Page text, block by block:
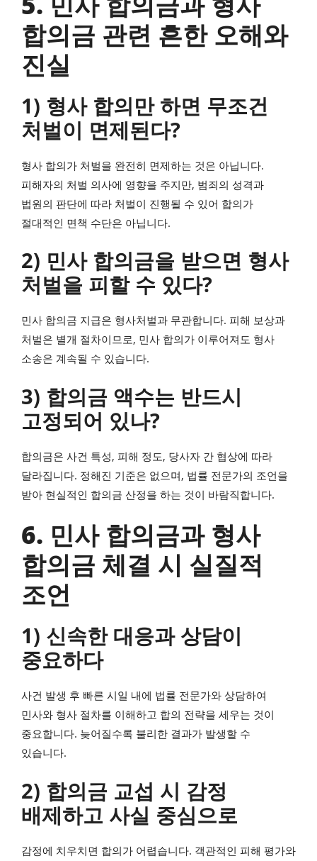
합의금 관련 흔한 오해와
진실
1) 형사 합의만 하면 무조건
처벌이 면제된다?
형사 합의가 처벌을 완전히 면제하는 것은 아닙니다.
피해자의 처벌 의사에 영향을 주지만, 범죄의 성격과
법원의 판단에 따라 처벌이 진행될 수 있어 합의가
절대적인 면책 수단은 아닙니다.
2) 민사 합의금을 받으면 형사
처벌을 피할 수 있다?
민사 합의금 지급은 형사처벌과 무관합니다. 피해 보상과
처벌은 별개 절차이므로, 민사 합의가 이루어져도 형사
소송은 계속될 수 있습니다.
3) 합의금 액수는 반드시
고정되어 있나?
합의금은 사건 특성, 피해 정도, 당사자 간 협상에 따라
달라집니다. 정해진 기준은 없으며, 법률 전문가의 조언을
받아 현실적인 합의금 산정을 하는 것이 바람직합니다.
6. 민사 합의금과 형사
합의금 체결 시 실질적
조언
1) 신속한 대응과 상담이
중요하다
사건 발생 후 빠른 시일 내에 법률 전문가와 상담하여
민사와 형사 절차를 이해하고 합의 전략을 세우는 것이
중요합니다. 늦어질수록 불리한 결과가 발생할 수
있습니다.
2) 합의금 교섭 시 감정
배제하고 사실 중심으로
감정에 치우치면 합의가 어렵습니다. 객관적인 피해 평가와